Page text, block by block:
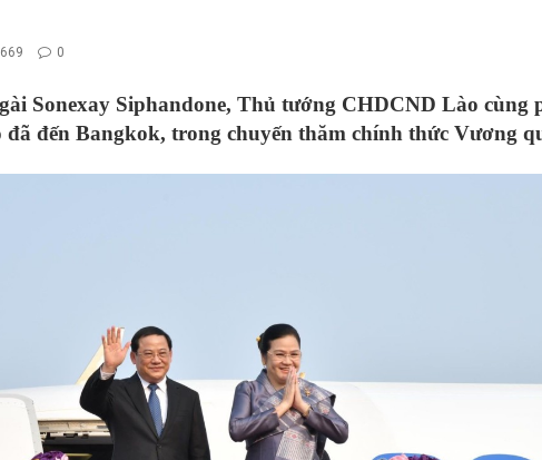
669 0
Sonexay Siphandone, Thủ tướng CHDCND Lào cùng
đã đến Bangkok, trong chuyến thăm chính thức Vương